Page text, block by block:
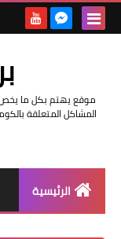
موقع يهتم بكل ما يخص
المشاكل المتعلقة
الرئيسية